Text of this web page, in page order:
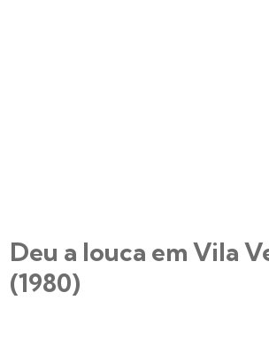
Deu a louca em Vila
(1980)